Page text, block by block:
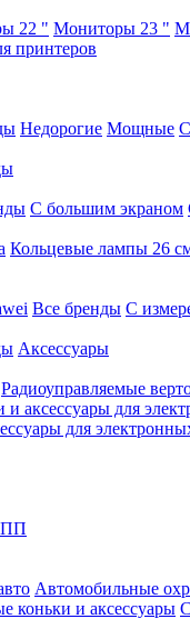
22 " Мониторы 23 "
принтеров
Недорогие Мощные
С большим экраном
Кольцевые лампы 26
Все бренды C
Аксессуары
Радиоуправляемые
и аксессуары для
для
Автомобильные
коньки и аксессуары